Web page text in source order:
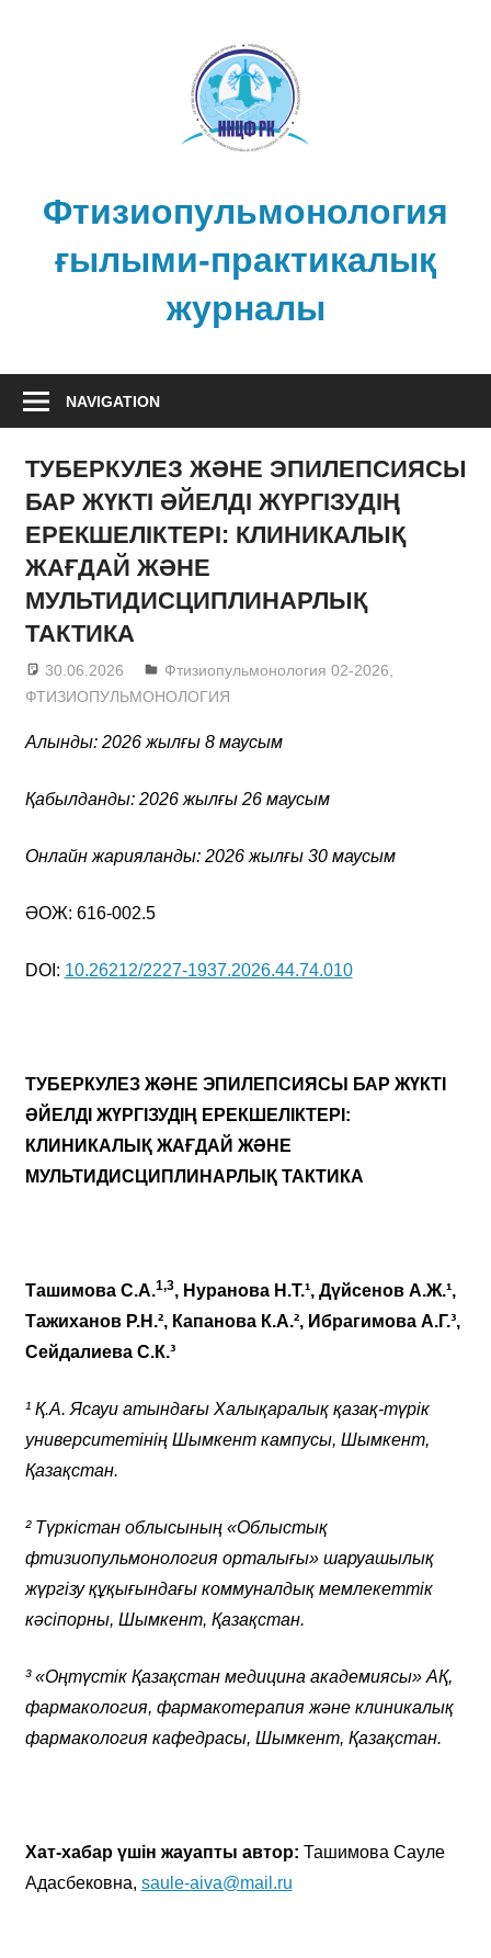
Фтизиопульмонология
ғылыми-практикалық
журналы
NAVIGATION
ТУБЕРКУЛЕЗ ЖӘНЕ ЭПИЛЕПСИЯСЫ
БАР ЖҮКТІ ӘЙЕЛДІ ЖҮРГІЗУДІҢ
ЕРЕКШЕЛІКТЕРІ: КЛИНИКАЛЫҚ
ЖАҒДАЙ ЖӘНЕ
МУЛЬТИДИСЦИПЛИНАРЛЫҚ
ТАКТИКА
30.06.2026 admin
Фтизиопульмонология 02-2026
ФТИЗИОПУЛЬМОНОЛОГИЯ
Алынды: 2026 жылғы 8 маусым
Қабылданды: 2026 жылғы 26 маусым
Онлайн жарияланды: 2026 жылғы 30 маусым
ӘОЖ: 616-002.5
DOI: 10.26212/2227-1937.2026.44.74.010
ТУБЕРКУЛЕЗ ЖӘНЕ ЭПИЛЕПСИЯСЫ БАР ЖҮКТІ
ӘЙЕЛДІ ЖҮРГІЗУДІҢ ЕРЕКШЕЛІКТЕРІ:
КЛИНИКАЛЫҚ ЖАҒДАЙ ЖӘНЕ
МУЛЬТИДИСЦИПЛИНАРЛЫҚ ТАКТИКА
Ташимова С.А.1,3, Нуранова Н.Т.¹, Дүйсенов А.Ж.¹,
Тажиханов Р.Н.², Капанова К.А.², Ибрагимова А.Г.³,
Сейдалиева С.К.³
¹ Қ.А. Ясауи атындағы Халықаралық қазақ-түрік
университетінің Шымкент кампусы, Шымкент,
Қазақстан.
² Түркістан облысының «Облыстық
фтизиопульмонология орталығы» шаруашылық
жүргізу құқығындағы коммуналдық мемлекеттік
кәсіпорны, Шымкент, Қазақстан.
³ «Оңтүстік Қазақстан медицина академиясы» АҚ,
фармакология, фармакотерапия және клиникалық
фармакология кафедрасы, Шымкент, Қазақстан.
Хат-хабар үшін жауапты автор: Ташимова Сауле
Адасбековна, saule-aiva@mail.ru